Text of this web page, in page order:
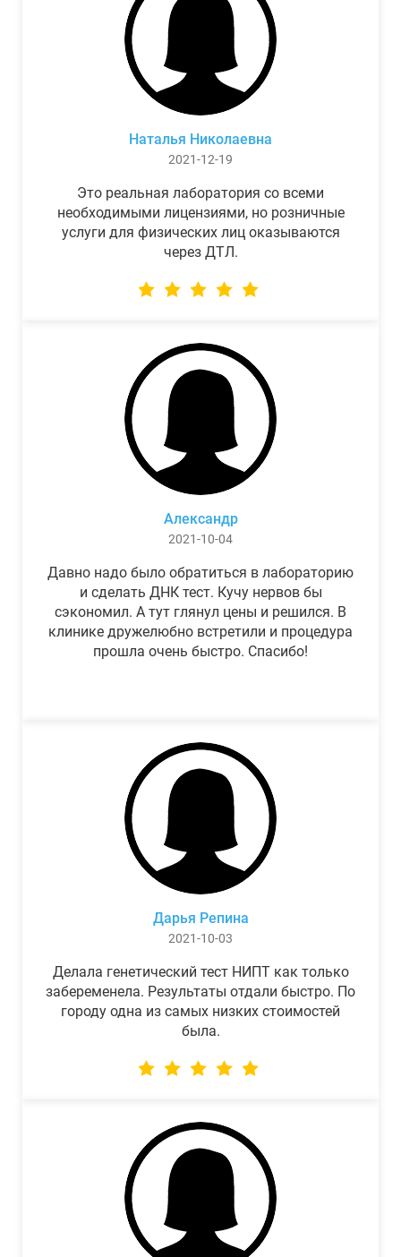
Наталья Николаевна
2021-12-19
Это реальная лаборатория со всеми
необходимыми лицензиями, но розничные
услуги для физических лиц оказываются
через ДТЛ.
Александр
2021-10-04
Давно надо было обратиться в лабораторию
и сделать ДНК тест. Кучу нервов бы
сэкономил. А тут глянул цены и решился. В
клинике дружелюбно встретили и процедура
прошла очень быстро. Спасибо!
Дарья Репина
2021-10-03
Делала генетический тест НИПТ как только
забеременела. Результаты отдали быстро. По
городу одна из самых низких стоимостей
была.